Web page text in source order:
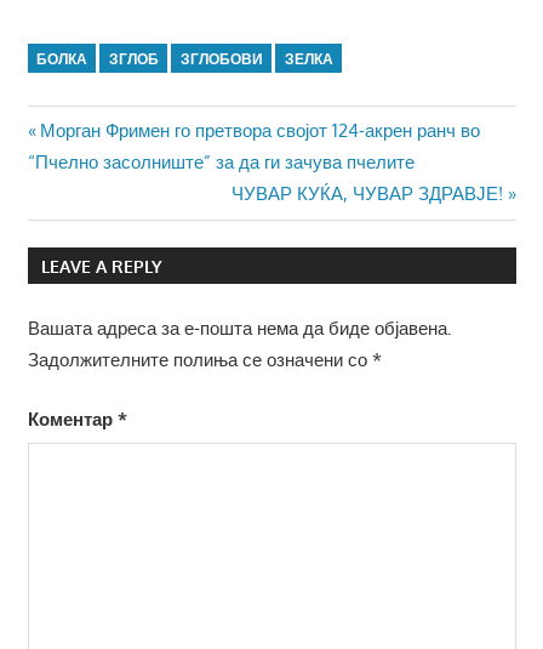
БОЛКА ЗГЛОБ ЗГЛОБОВИ ЗЕЛКА
Навигација
напис
Previous
Post:
Морган Фримен го претвора својот 124-акрен ранч во
“Пчелно засолниште” за да ги зачува пчелите
Next
Post:
ЧУВАР КУЌА, ЧУВАР ЗДРАВЈЕ!
LEAVE A REPLY
Вашата адреса за е-пошта нема да биде објавена.
Задолжителните полиња се означени со *
Коментар *